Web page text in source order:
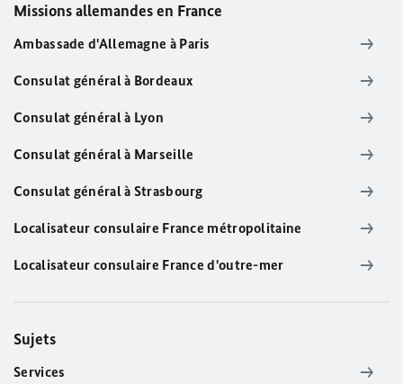
Missions allemandes en France
Ambassade d'Allemagne à Paris
Consulat général à Bordeaux
Consulat général à Lyon
Consulat général à Marseille
Consulat général à Strasbourg
Localisateur consulaire France métropolitaine
Localisateur consulaire France d'outre-mer
Sujets
Services